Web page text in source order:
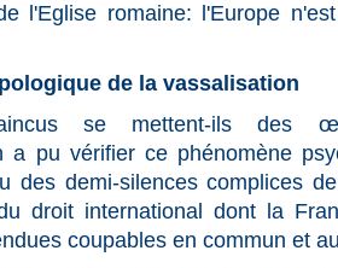
l'Eglise romaine: l'Europe
de la vassalisation
se mettent-ils des
a pu vérifier ce phénomène
des demi-silences complices
droit international dont la
coupables en commun et